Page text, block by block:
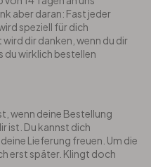
aber daran: Fast jeder
speziell für dich
dir danken, wenn du dir
du wirklich bestellen
wenn deine Bestellung
ist. Du kannst dich
Lieferung freuen. Um die
erst später. Klingt doch